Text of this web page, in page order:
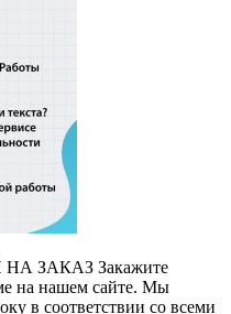
ЗАКАЗ Закажите
на нашем сайте. Мы
в соответствии со всеми